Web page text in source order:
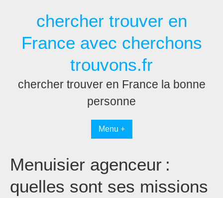
chercher trouver en
France avec cherchons
trouvons.fr
chercher trouver en France la bonne
personne
Menu +
Menuisier agenceur :
quelles sont ses missions